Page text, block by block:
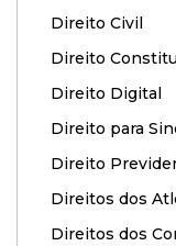
Direito Civil
Direito
Direito Digital
Direito para
Direito
Direitos dos
Direitos dos